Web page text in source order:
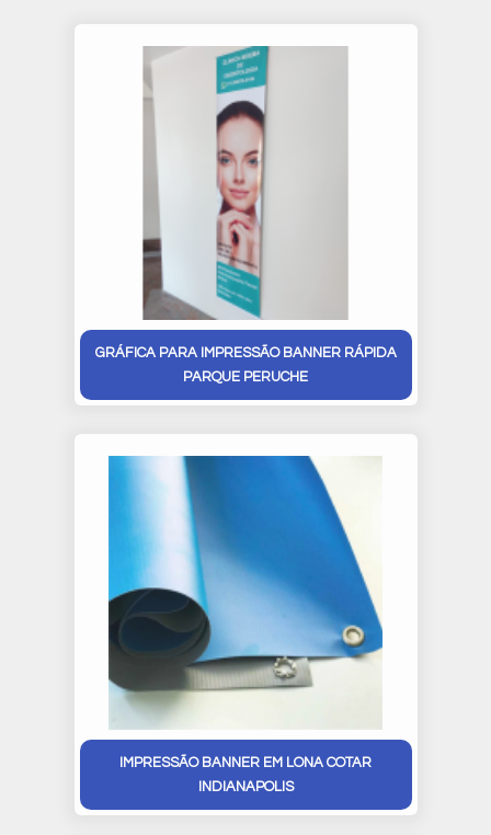
GRÁFICA PARA IMPRESSÃO BANNER RÁPIDA
PARQUE PERUCHE
IMPRESSÃO BANNER EM LONA COTAR
INDIANAPOLIS